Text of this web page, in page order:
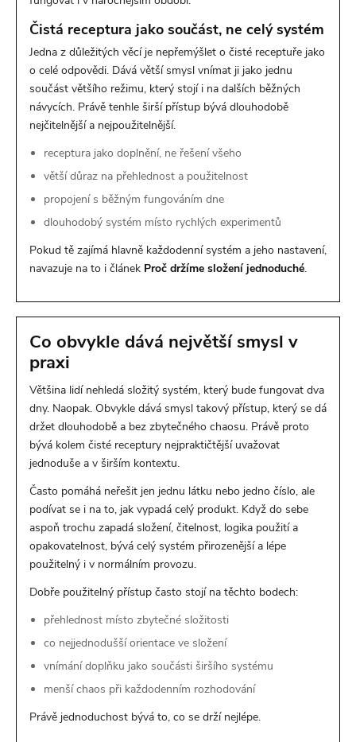
Čistá receptura jako součást, ne celý systém
Jedna z důležitých věcí je nepřemýšlet o čisté receptuře jako
o celé odpovědi. Dává větší smysl vnímat ji jako jednu
součást většího režimu, který stojí i na dalších běžných
návycích. Právě tenhle širší přístup bývá dlouhodobě
nejčitelnější a nejpoužitelnější.
receptura jako doplnění, ne řešení všeho
větší důraz na přehlednost a použitelnost
propojení s běžným fungováním dne
dlouhodobý systém místo rychlých experimentů
Pokud tě zajímá hlavně každodenní systém a jeho nastavení,
navazuje na to i článek Proč držíme složení jednoduché.
Co obvykle dává největší smysl v
praxi
Většina lidí nehledá složitý systém, který bude fungovat dva
dny. Naopak. Obvykle dává smysl takový přístup, který se dá
držet dlouhodobě a bez zbytečného chaosu. Právě proto
bývá kolem čisté receptury nejpraktičtější uvažovat
jednoduše a v širším kontextu.
Často pomáhá neřešit jen jednu látku nebo jedno číslo, ale
podívat se i na to, jak vypadá celý produkt. Když do sebe
aspoň trochu zapadá složení, čitelnost, logika použití a
opakovatelnost, bývá celý systém přirozenější a lépe
použitelný i v normálním provozu.
Dobře použitelný přístup často stojí na těchto bodech:
přehlednost místo zbytečné složitosti
co nejjednodušší orientace ve složení
vnímání doplňku jako součásti širšího systému
menší chaos při každodenním rozhodování
Právě jednoduchost bývá to, co se drží nejlépe.